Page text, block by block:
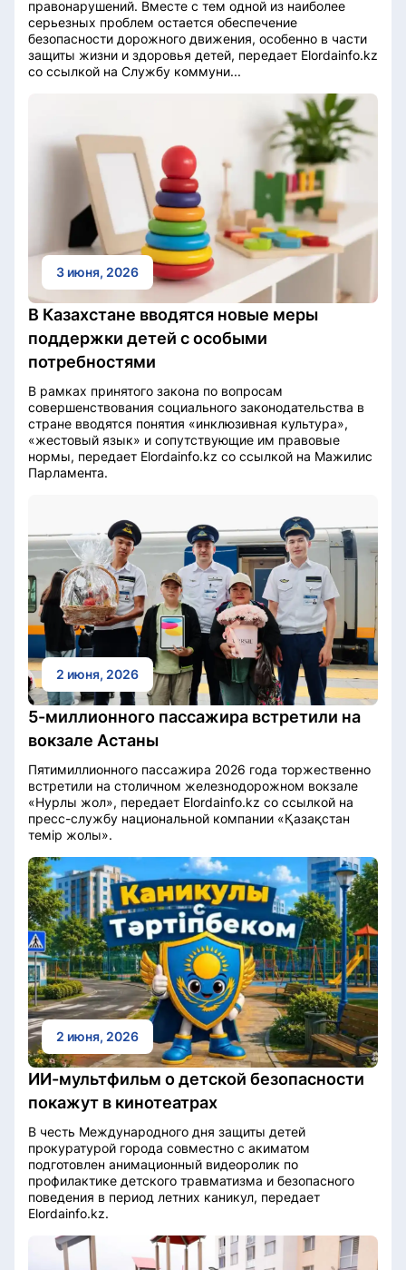
правонарушений. Вместе с тем одной из наиболее
серьезных проблем остается обеспечение
безопасности дорожного движения, особенно в части
защиты жизни и здоровья детей, передает Elordainfo.kz
со ссылкой на Службу коммуни...
3 июня, 2026
В Казахстане вводятся новые меры
поддержки детей с особыми
потребностями
В рамках принятого закона по вопросам
совершенствования социального законодательства в
стране вводятся понятия «инклюзивная культура»,
«жестовый язык» и сопутствующие им правовые
нормы, передает Elordainfo.kz со ссылкой на Мажилис
Парламента.
2 июня, 2026
5-миллионного пассажира встретили на
вокзале Астаны
Пятимиллионного пассажира 2026 года торжественно
встретили на столичном железнодорожном вокзале
«Нурлы жол», передает Elordainfo.kz со ссылкой на
пресс-службу национальной компании «Қазақстан
темір жолы».
2 июня, 2026
ИИ-мультфильм о детской безопасности
покажут в кинотеатрах
В честь Международного дня защиты детей
прокуратурой города совместно с акиматом
подготовлен анимационный видеоролик по
профилактике детского травматизма и безопасного
поведения в период летних каникул, передает
Elordainfo.kz.